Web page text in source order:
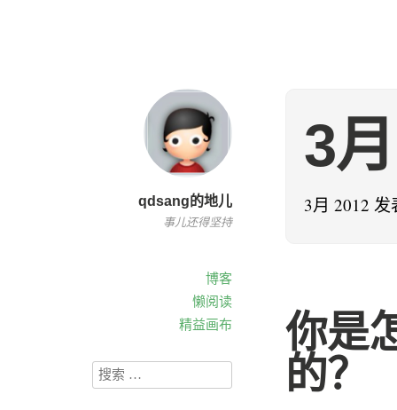
qdsang的地儿
事儿还得坚持
博客
懒阅读
精益画布
3
3月 2012
你是
的？